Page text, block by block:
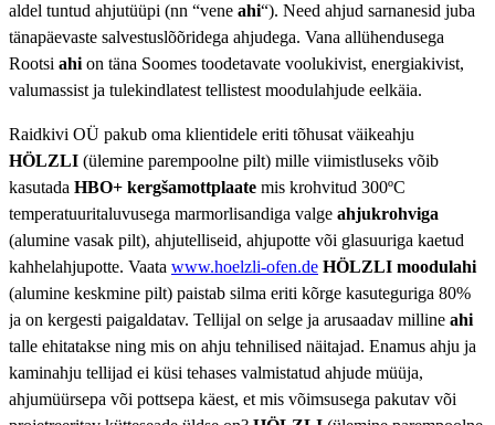
aldel tuntud ahjutüüpi (nn “vene ahi“). Need ahjud sarnanesid juba
tänapäevaste salvestuslõõridega ahjudega. Vana allühendusega
Rootsi ahi on täna Soomes toodetavate voolukivist, energiakivist,
valumassist ja tulekindlatest tellistest moodulahjude eelkäia.
Raidkivi OÜ pakub oma klientidele eriti tõhusat väikeahju
HÖLZLI (ülemine parempoolne pilt) mille viimistluseks võib
kasutada HBO+ kergšamottplaate mis krohvitud 300ºC
temperatuuritaluvusega marmorlisandiga valge ahjukrohviga
(alumine vasak pilt), ahjutelliseid, ahjupotte või glasuuriga kaetud
kahhelahjupotte. Vaata www.hoelzli-ofen.de HÖLZLI moodulahi
(alumine keskmine pilt) paistab silma eriti kõrge kasuteguriga 80%
ja on kergesti paigaldatav. Tellijal on selge ja arusaadav milline ahi
talle ehitatakse ning mis on ahju tehnilised näitajad. Enamus ahju ja
kaminahju tellijad ei küsi tehases valmistatud ahjude müüja,
ahjumüürsepa või pottsepa käest, et mis võimsusega pakutav või